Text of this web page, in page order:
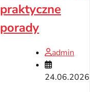
praktyczne
porady
admin
24.06.2026